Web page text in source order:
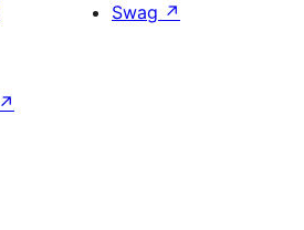
Swag ↗
↗